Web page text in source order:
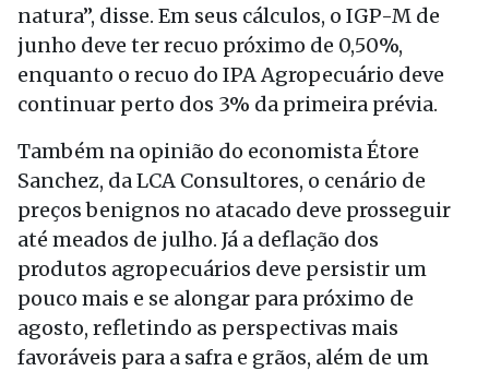
natura”, disse. Em seus cálculos, o IGP-M de
junho deve ter recuo próximo de 0,50%,
enquanto o recuo do IPA Agropecuário deve
continuar perto dos 3% da primeira prévia.
Também na opinião do economista Étore
Sanchez, da LCA Consultores, o cenário de
preços benignos no atacado deve prosseguir
até meados de julho. Já a deflação dos
produtos agropecuários deve persistir um
pouco mais e se alongar para próximo de
agosto, refletindo as perspectivas mais
favoráveis para a safra e grãos, além de um